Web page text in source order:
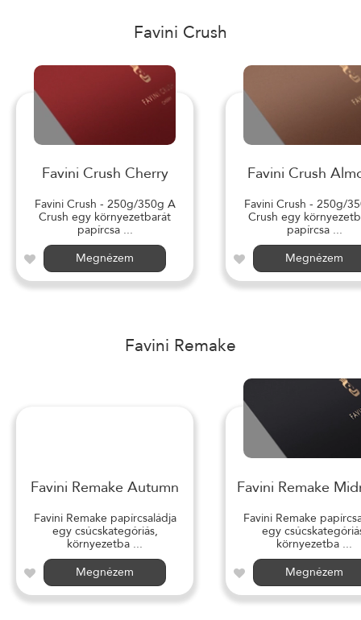
Favini Crush
Favini Crush Cherry
Favini Crush - 250g/350g A
Crush egy környezetbarát
papírcsa ...
Megnézem
Favini Crush
Favini Crush - 250g/
Crush egy
papírcsa ...
Megnézem
Favini Remake
Favini Remake Autumn
Favini Remake papírcsaládja
egy csúcskategóriás,
környezetba ...
Megnézem
Favini Remake
Favini Remake
egy
környezetba ...
Megnézem